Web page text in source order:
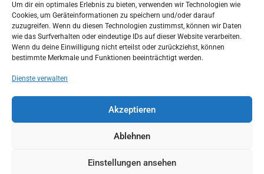
Um dir ein optimales Erlebnis zu bieten, verwenden wir Technologien wie
Cookies, um Geräteinformationen zu speichern und/oder darauf
zuzugreifen. Wenn du diesen Technologien zustimmst, können wir Daten
wie das Surfverhalten oder eindeutige IDs auf dieser Website verarbeiten.
Wenn du deine Einwilligung nicht erteilst oder zurückziehst, können
bestimmte Merkmale und Funktionen beeinträchtigt werden.
Dienste verwalten
Akzeptieren
Ablehnen
Einstellungen ansehen
Impressum
Datenschutzerklärung
Datenschutzerklärung
Theme by:Theme Horse